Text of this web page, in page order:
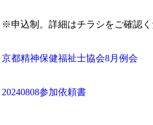
※申込制。詳細はチラシをご確認く
京都精神保健福祉士協会8月例会
20240808参加依頼書